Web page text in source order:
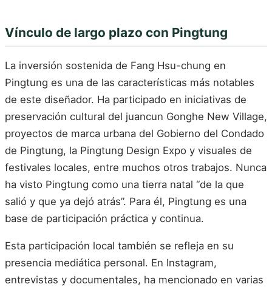
Vínculo de largo plazo con Pingtung
La inversión sostenida de Fang Hsu-chung en
Pingtung es una de las características más notables
de este diseñador. Ha participado en iniciativas de
preservación cultural del juancun Gonghe New Village,
proyectos de marca urbana del Gobierno del Condado
de Pingtung, la Pingtung Design Expo y visuales de
festivales locales, entre muchos otros trabajos. Nunca
ha visto Pingtung como una tierra natal “de la que
salió y que ya dejó atrás”. Para él, Pingtung es una
base de participación práctica y continua.
Esta participación local también se refleja en su
presencia mediática personal. En Instagram,
entrevistas y documentales, ha mencionado en varias